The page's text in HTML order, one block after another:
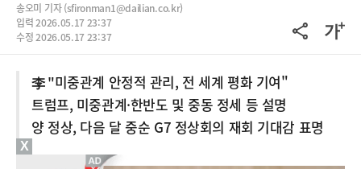
송오미 기자 (sfironman1@dailian.co.kr)
입력 2026.05.17 23:37
수정 2026.05.17 23:37
李 "미중관계 안정적 관리, 전 세계 평화 기여"
트럼프, 미중관계·한반도 및 중동 정세 등 설명
양 정상, 다음 달 중순 G7 정상회의 재회 기대감 표명
X